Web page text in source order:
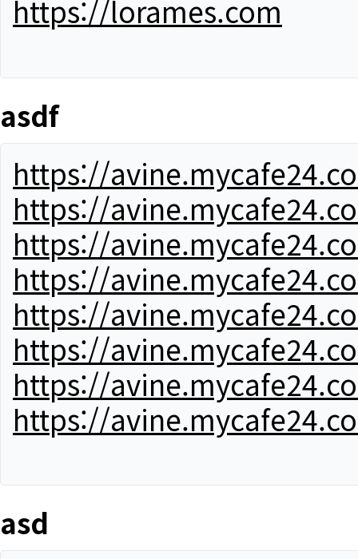
https://lorames.com
asdf
https://
https://
https://
https://
https://
https://
https://
https://
asd